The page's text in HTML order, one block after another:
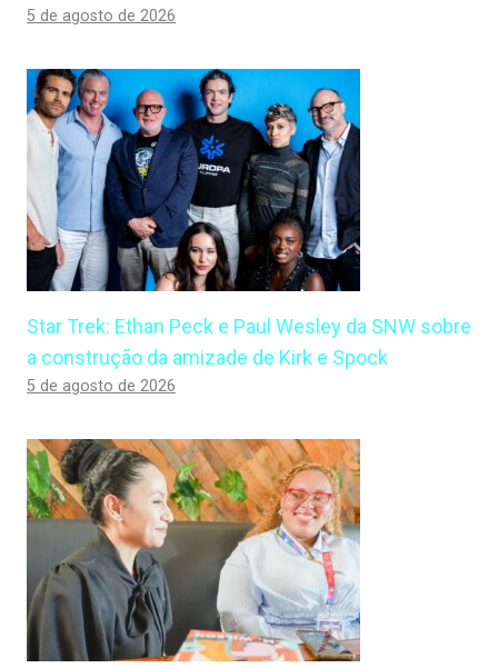
5 de agosto de 2026
Star Trek: Ethan Peck e Paul Wesley da SNW sobre
a construção da amizade de Kirk e Spock
5 de agosto de 2026